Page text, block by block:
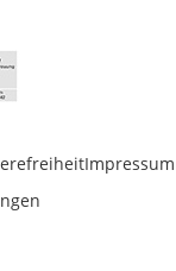
Fenster
Impressum